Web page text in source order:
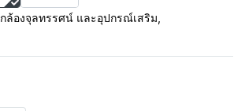
กล้องจุลทรรศน์ และอุปกรณ์เสริม